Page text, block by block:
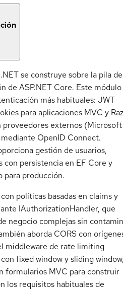
se construye sobre la pila de
de ASP.NET Core. Este módulo
más habituales: JWT
para aplicaciones MVC y
proveedores externos (Microsoft
OpenID Connect.
gestión de usuarios,
con persistencia en EF Core y
para producción.
políticas basadas en claims y
IAuthorizationHandler, que
negocio complejas sin
aborda CORS con
middleware de rate limiting
fixed window y sliding
formularios MVC para construir
los requisitos habituales de